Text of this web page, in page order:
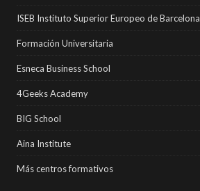
ISEB Instituto Superior Europeo de Barcelona
Formación Universitaria
Esneca Business School
4Geeks Academy
BIG School
Aina Institute
Más centros formativos